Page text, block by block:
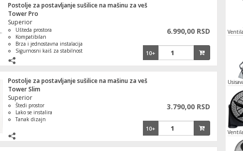
Postolje za postavljanje sušilice na mašinu za veš
Tower Pro
Superior
Ušteda prostora
Kompatibilan
Brza i jednostavna instalacija
Sigurnosni kaiš za stabilnost
6.990,00 RSD
10+
Postolje za postavljanje sušilice na mašinu za veš
Tower Slim
Superior
Štedi prostor
Lako se instalira
Tanak dizajn
3.790,00 RSD
10+